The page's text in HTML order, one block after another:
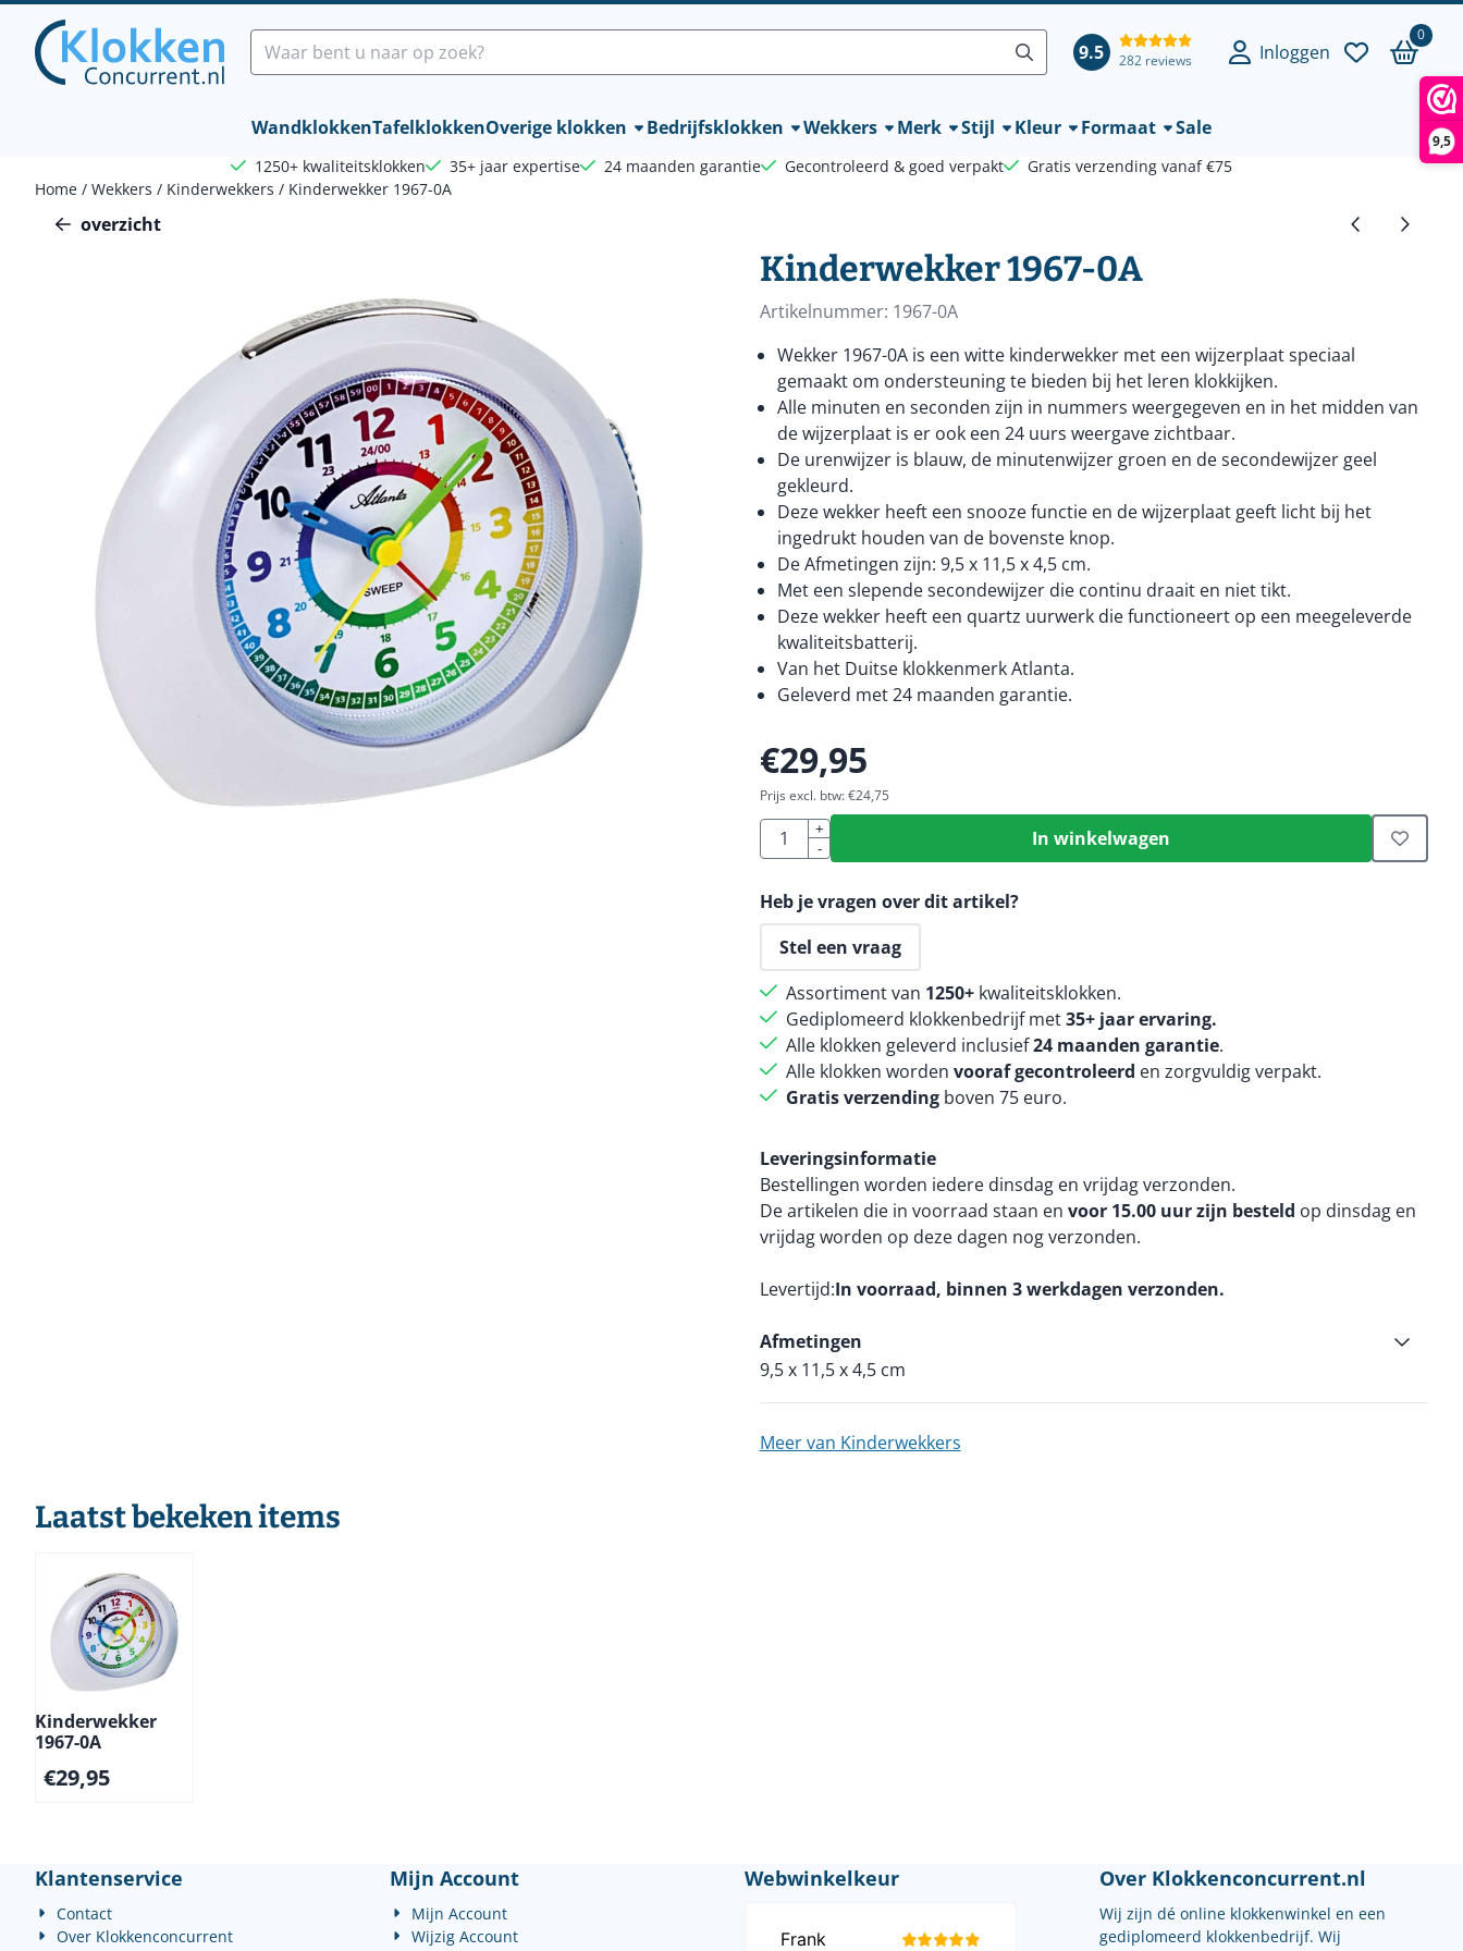
9,5
Cookievoorkeuren zijn beschikbaar. Kies instellingen of sta alle cookies toe.
Zoeken
9.5 282 reviews Inloggen
0
WandklokkenTafelklokkenOverige klokken Bedrijfsklokken Wekkers Merk Stijl Kleur Formaat Sale
1250+ kwaliteitsklokken 35+ jaar expertise 24 maanden garantie Gecontroleerd & goed verpakt
Gratis verzending vanaf €75
Home / Wekkers / Kinderwekkers / Kinderwekker 1967-0A
overzicht
Kinderwekker 1967-0A
Artikelnummer: 1967-0A
Wekker 1967-0A is een witte kinderwekker met een wijzerplaat speciaal
gemaakt om ondersteuning te bieden bij het leren klokkijken.
Alle minuten en seconden zijn in nummers weergegeven en in het midden van
de wijzerplaat is er ook een 24 uurs weergave zichtbaar.
De urenwijzer is blauw, de minutenwijzer groen en de secondewijzer geel
gekleurd.
Deze wekker heeft een snooze functie en de wijzerplaat geeft licht bij het
ingedrukt houden van de bovenste knop.
De Afmetingen zijn: 9,5 x 11,5 x 4,5 cm.
Met een slepende secondewijzer die continu draait en niet tikt.
Deze wekker heeft een quartz uurwerk die functioneert op een meegeleverde
kwaliteitsbatterij.
Van het Duitse klokkenmerk Atlanta.
Geleverd met 24 maanden garantie.
€29,95
Prijs excl. btw: €24,75
Aantal
+
-
In winkelwagen
Heb je vragen over dit artikel?
Stel een vraag
Assortiment van 1250+kwaliteitsklokken.
Gediplomeerd klokkenbedrijf met35+ jaar ervaring.
Alle klokken geleverd inclusief24 maanden garantie.
Alle klokken worden vooraf gecontroleerd en zorgvuldig verpakt.
Gratis verzendingboven 75 euro.
Leveringsinformatie
Bestellingen worden iedere dinsdag en vrijdag verzonden.
De artikelen die in voorraad staan en voor 15.00 uur zijn besteld op dinsdag en
vrijdag worden op deze dagen nog verzonden.
Levertijd In voorraad, binnen 3 werkdagen verzonden.
Afmetingen
9,5 x 11,5 x 4,5 cm
Meer van Kinderwekkers
Laatst bekeken items
Kinderwekker
1967-0A
€29,95
Klantenservice
Contact
Over Klokkenconcurrent
Mijn Account
Mijn Account
Wijzig Account
Webwinkelkeur Over Klokkenconcurrent.nl
Wij zijn dé online klokkenwinkel en een
gediplomeerd klokkenbedrijf. Wij